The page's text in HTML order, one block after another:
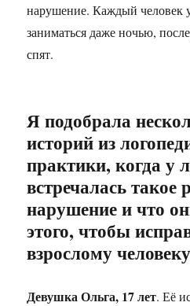
нарушение. Каждый человек
заниматься даже ночью,
спят.
Я подобрала
историй из
практики, когда у
встречалась такое
нарушение и что
этого, чтобы
взрослому
Девушка Ольга, 17 лет. Её